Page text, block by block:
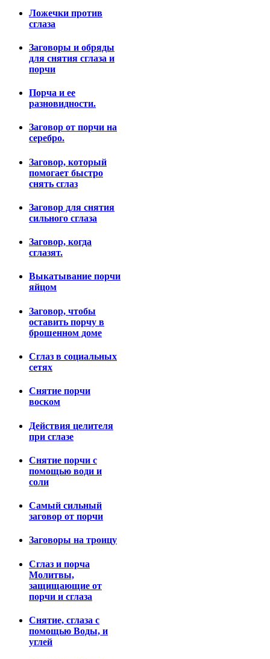
Ложечки против
сглаза
Заговоры и обряды
для снятия сглаза и
порчи
Порча и ее
разновидности.
Заговор от порчи на
серебро.
Заговор, который
помогает быстро
снять сглаз
Заговор для снятия
сильного сглаза
Заговор, когда
сглазят.
Выкатывание порчи
яйцом
Заговор, чтобы
оставить порчу в
брошенном доме
Сглаз в социальных
сетях
Снятие порчи
воском
Действия целителя
при сглазе
Снятие порчи с
помощью води и
соли
Самый сильный
заговор от порчи
Заговоры на троицу
Сглаз и порча
Молитвы,
защищающие от
порчи и сглаза
Снятие, сглаза с
помощью Воды, и
углей